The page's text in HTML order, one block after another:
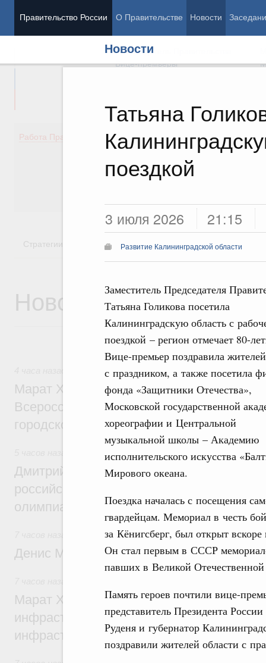
Правительство России О Правительстве Новости
Новости
Татьяна
поездкой
3 июля 2026 21:15
Развитие Калининградской области
Заместитель Председателя
Татьяна Голикова посетила
Калининградскую область с
поездкой – регион отмечает 80-
Вице-премьер поздравила жителей
с праздником, а также посетила
фонда «Защитники Отечества»,
Московской государственной
хореографии и Центральной
музыкальной школы – Академию
исполнительского искусства
Мирового океана.
Поездка началась с посещения
гвардейцам. Мемориал в честь
за Кёнигсберг, был открыт
Он стал первым в СССР
павших в Великой
Память героев почтили вице-
представитель Президента
Руденя и губернатор
поздравили жителей области с
Председатель Правительства
Вице-премьеры
Работа Правительства
Демография
Здоровье
Образование
Культура
Стратегии Государственные программы
Новости
Экономика городов. Городская среда
Марат Хуснуллин провёл заседание
Всероссийского конкурса лучших
городской среды
Дмитрий Чернышенко и Сергей Кравцов
российскую сборную с победой на
олимпиаде по искусственному
Общие вопросы промышленной политики
Денис Мантуров посетил Ярославскую
Марат Хуснуллин: 15 объектов
инфраструктуры построили и обновили
инфраструктурным кредитам